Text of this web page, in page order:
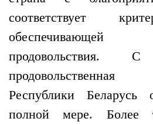
соответствует
обеспечивающей
Республики Беларусь
полной мере. Более